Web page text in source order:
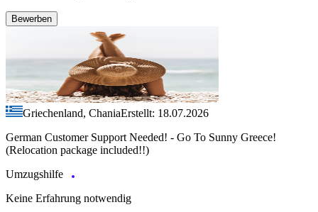
Bewerben
Griechenland, ChaniaErstellt: 18.07.2026
German Customer Support Needed! - Go To Sunny Greece!
(Relocation package included!!)
Umzugshilfe
Keine Erfahrung notwendig